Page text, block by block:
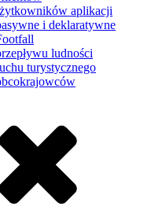
aplikacji
i deklaratywne
ludności
turystycznego